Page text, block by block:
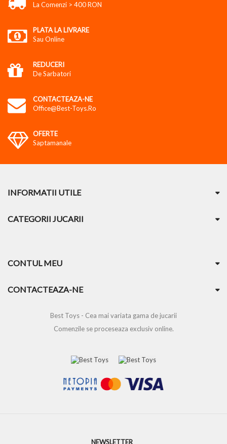
La Comenzi > 400 RON
PLATA LA LIVRARE
Sau Online
REDUCERI
De Sarbatori
CONTACTEAZA-NE
Office@best-Toys.ro
OFERTE
Saptamanale
INFORMATII UTILE
CATEGORII JUCARII
CONTUL MEU
CONTACTEAZA-NE
Best Toys - Cea mai variata gama de jucarii
Comenzile se proceseaza exclusiv online.
NEWSLETTER